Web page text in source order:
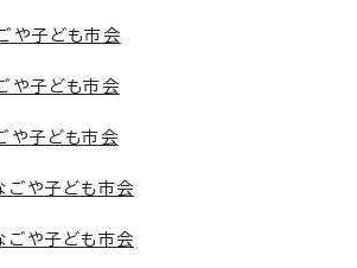
子ども市会
子ども市会
や子ども市会
や子ども市会
や子ども市会